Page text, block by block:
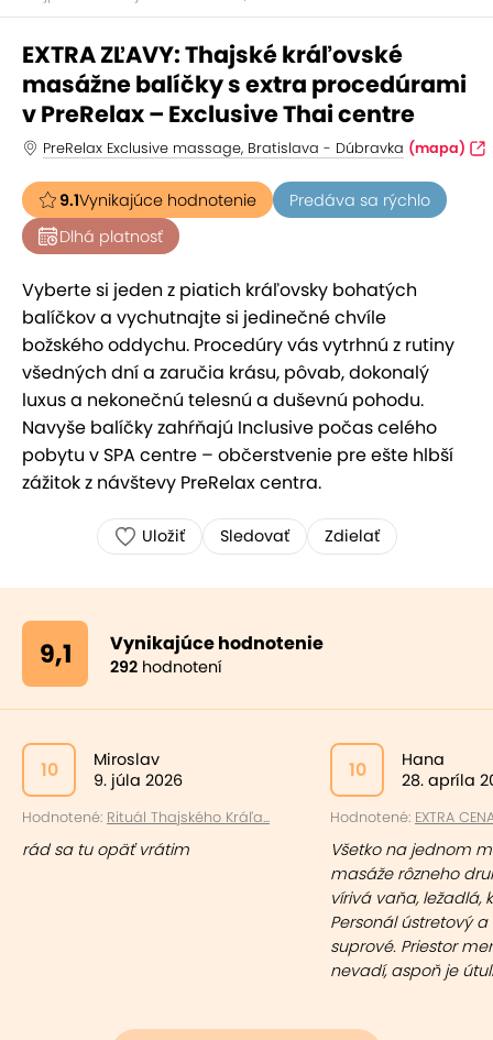
EXTRA ZĽAVY: Thajské kráľovské
masážne balíčky s extra procedúrami
v PreRelax – Exclusive Thai centre
PreRelax Exclusive massage, Bratislava - Dúbravka (mapa)
9.1Vynikajúce hodnotenie
Predáva sa rýchlo
Dlhá platnosť
Vyberte si jeden z piatich kráľovsky bohatých
balíčkov a vychutnajte si jedinečné chvíle
božského oddychu. Procedúry vás vytrhnú z rutiny
všedných dní a zaručia krásu, pôvab, dokonalý
luxus a nekonečnú telesnú a duševnú pohodu.
Navyše balíčky zahŕňajú Inclusive počas celého
pobytu v SPA centre – občerstvenie pre ešte hlbší
zážitok z návštevy PreRelax centra.
Uložiť Sledovať Zdielať
9,1 Vynikajúce hodnotenie
292 hodnotení
10
Miroslav
9. júla 2026
Hodnotené: Rituál Thajského Kráľa...
rád sa tu opäť vrátim
10
Hana
28. apríla
Hodnotené: EXTRA
Všetko na jednom
masáže rôzneho
vírivá vaňa, ležadlá,
Personál ústretový
suprové. Priestor
nevadí, aspoň je